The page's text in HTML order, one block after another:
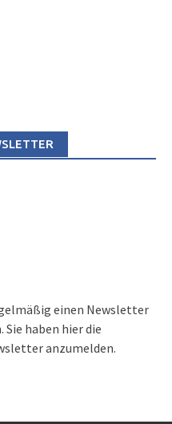
einen Newsletter
haben hier die
anzumelden.